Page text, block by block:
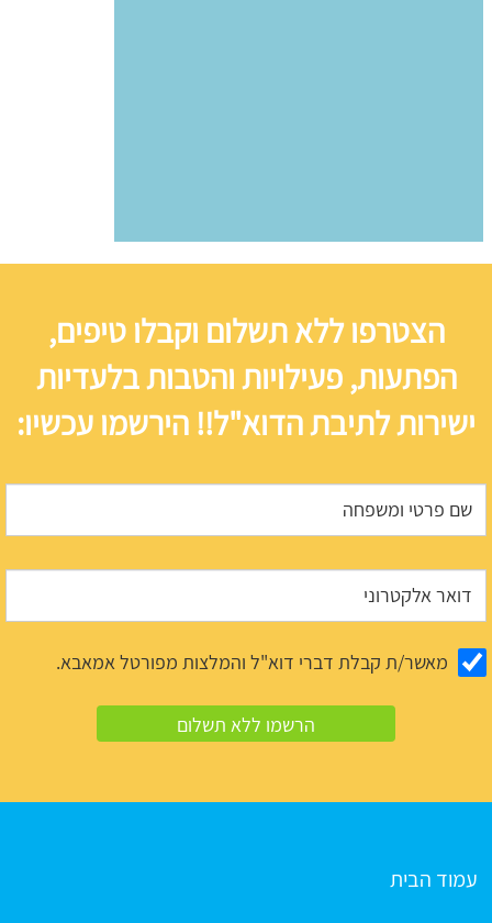
הצטרפו ללא תשלום וקבלו טיפים,
הפתעות, פעילויות והטבות בלעדיות
ישירות לתיבת הדוא"ל!! הירשמו עכשיו:
מאשר/ת קבלת דברי דוא"ל והמלצות מפורטל אמאבא.
עמוד הבית